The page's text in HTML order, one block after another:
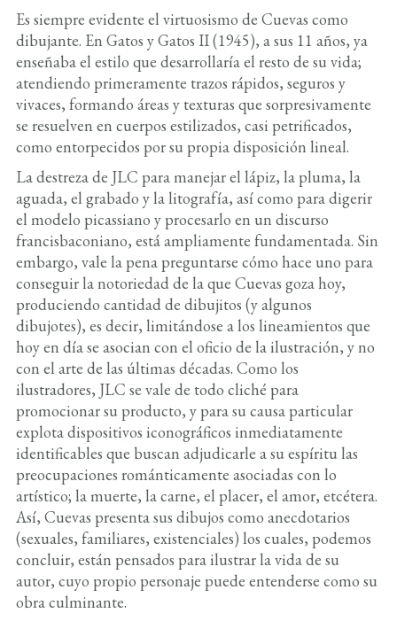
Es siempre evidente el virtuosismo de Cuevas como
dibujante. En Gatos y Gatos II (1945), a sus 11 años, ya
enseñaba el estilo que desarrollaría el resto de su vida;
atendiendo primeramente trazos rápidos, seguros y
vivaces, formando áreas y texturas que sorpresivamente
se resuelven en cuerpos estilizados, casi petrificados,
como entorpecidos por su propia disposición lineal.
La destreza de JLC para manejar el lápiz, la pluma, la
aguada, el grabado y la litografía, así como para digerir
el modelo picassiano y procesarlo en un discurso
francisbaconiano, está ampliamente fundamentada. Sin
embargo, vale la pena preguntarse cómo hace uno para
conseguir la notoriedad de la que Cuevas goza hoy,
produciendo cantidad de dibujitos (y algunos
dibujotes), es decir, limitándose a los lineamientos que
hoy en día se asocian con el oficio de la ilustración, y no
con el arte de las últimas décadas. Como los
ilustradores, JLC se vale de todo cliché para
promocionar su producto, y para su causa particular
explota dispositivos iconográficos inmediatamente
identificables que buscan adjudicarle a su espíritu las
preocupaciones románticamente asociadas con lo
artístico; la muerte, la carne, el placer, el amor, etcétera.
Así, Cuevas presenta sus dibujos como anecdotarios
(sexuales, familiares, existenciales) los cuales, podemos
concluir, están pensados para ilustrar la vida de su
autor, cuyo propio personaje puede entenderse como su
obra culminante.